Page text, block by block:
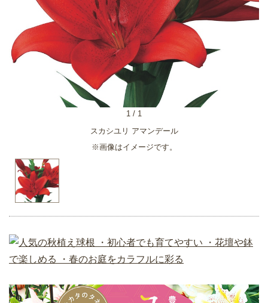
スカシユリ アマンデール
※画像はイメージです。
1 / 1